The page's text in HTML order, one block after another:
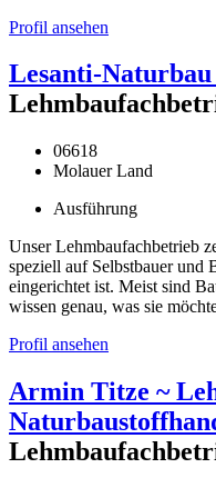
Profil ansehen
Lesanti-
06618
Molauer Land
Ausführung
Unser Lehmbaufachbetrieb
speziell auf Selbstbauer und
eingerichtet ist. Meist sind
wissen genau, was sie
Profil ansehen
Armin Titze ~